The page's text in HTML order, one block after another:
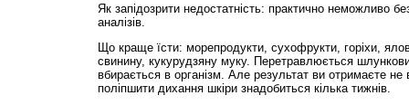
Як запідозрити недостатність: практично неможливо
аналізів.
Що краще їсти: морепродукти, сухофрукти, горіхи,
свинину, кукурудзяну муку. Перетравлюється
вбирається в організм. Але результат ви отримаєте
поліпшити дихання шкіри знадобиться кілька тижнів.